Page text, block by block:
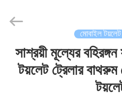
বাড়ি
CO.,LIMITED.
মোবাইল টয়লেট
সাশ্রয়ী মূল্যের
টয়লেট ট্রেলার বাথরুম